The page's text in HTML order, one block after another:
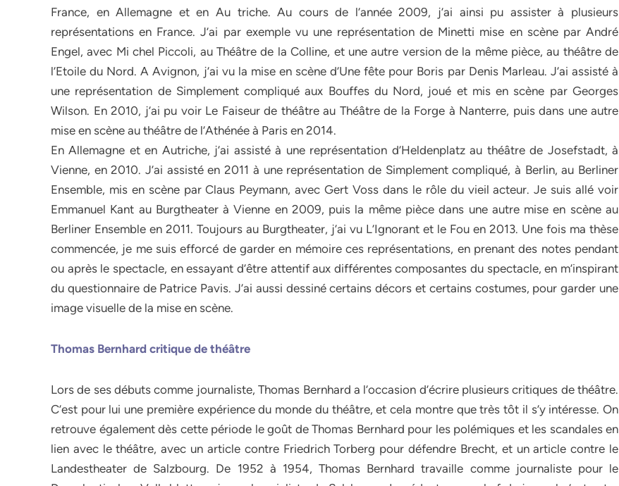
France, en Allemagne et en Au triche. Au cours de l’année 2009, j’ai ainsi pu assister à plusieurs
représentations en France. J’ai par exemple vu une représentation de Minetti mise en scène par André
Engel, avec Mi chel Piccoli, au Théâtre de la Colline, et une autre version de la même pièce, au théâtre de
l’Etoile du Nord. A Avignon, j’ai vu la mise en scène d’Une fête pour Boris par Denis Marleau. J’ai assisté à
une représentation de Simplement compliqué aux Bouffes du Nord, joué et mis en scène par Georges
Wilson. En 2010, j’ai pu voir Le Faiseur de théâtre au Théâtre de la Forge à Nanterre, puis dans une autre
mise en scène au théâtre de l’Athénée à Paris en 2014.
En Allemagne et en Autriche, j’ai assisté à une représentation d’Heldenplatz au théâtre de Josefstadt, à
Vienne, en 2010. J’ai assisté en 2011 à une représentation de Simplement compliqué, à Berlin, au Berliner
Ensemble, mis en scène par Claus Peymann, avec Gert Voss dans le rôle du vieil acteur. Je suis allé voir
Emmanuel Kant au Burgtheater à Vienne en 2009, puis la même pièce dans une autre mise en scène au
Berliner Ensemble en 2011. Toujours au Burgtheater, j’ai vu L’Ignorant et le Fou en 2013. Une fois ma thèse
commencée, je me suis efforcé de garder en mémoire ces représentations, en prenant des notes pendant
ou après le spectacle, en essayant d’être attentif aux différentes composantes du spectacle, en m’inspirant
du questionnaire de Patrice Pavis. J’ai aussi dessiné certains décors et certains costumes, pour garder une
image visuelle de la mise en scène.
Thomas Bernhard critique de théâtre
Lors de ses débuts comme journaliste, Thomas Bernhard a l’occasion d’écrire plusieurs critiques de théâtre.
C’est pour lui une première expérience du monde du théâtre, et cela montre que très tôt il s’y intéresse. On
retrouve également dès cette période le goût de Thomas Bernhard pour les polémiques et les scandales en
lien avec le théâtre, avec un article contre Friedrich Torberg pour défendre Brecht, et un article contre le
Landestheater de Salzbourg. De 1952 à 1954, Thomas Bernhard travaille comme journaliste pour le